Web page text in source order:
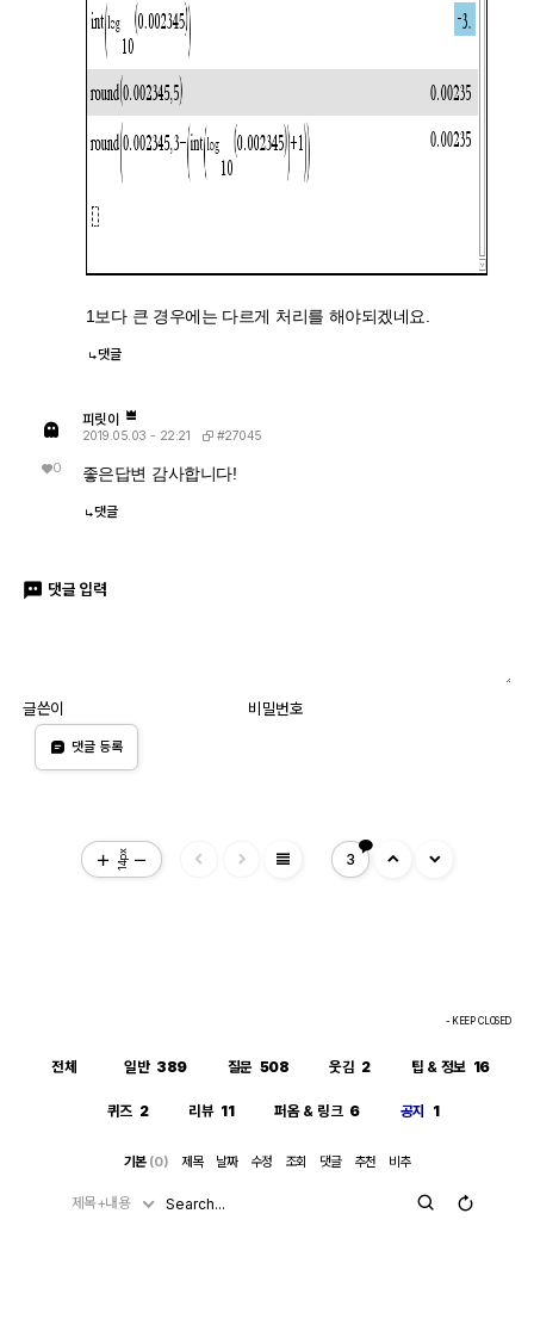
1보다 큰 경우에는 다르게 처리를 해야되겠네요.
댓글
0
피릿이
2019.05.03 - 22:21 #27045
좋은답변 감사합니다!
댓글
댓글 입력
글쓴이 비밀번호
댓글 등록
14px view_headline 3
- KEEP CLOSED
전체 일반 389 질문 508 웃김 2 팁 & 정보 16
퀴즈 2 리뷰 11 퍼옴 & 링크 6 공지 1
기본 (0) 제목 날짜 수정 조회 댓글 추천 비추
제목+내용